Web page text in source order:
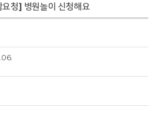
청] 병원놀이 신청해요